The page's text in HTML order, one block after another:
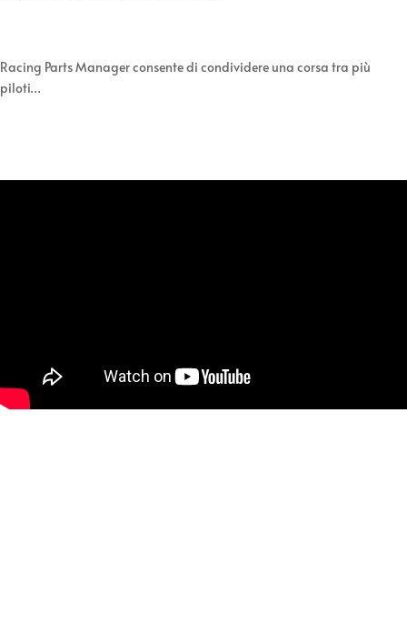
Racing Parts Manager consente di condividere una corsa tra più
piloti…